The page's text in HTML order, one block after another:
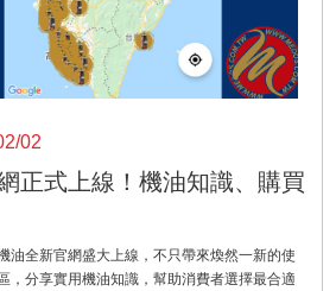
02
正式上線！機油知識、購買
油全新官網盛大上線，不只帶來煥然一新的使
，分享實用機油知識，幫助消費者選擇最合適